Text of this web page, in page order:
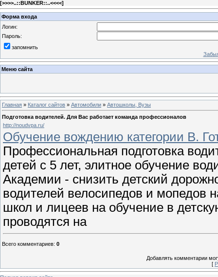
[>>>>..::BUNKER::..<<<<]
Форма входа
Логин:
Пароль:
запомнить
Меню сайта
Главная » Каталог сайтов » Автомобили » Автошколы, Вузы
Подготовка водителей. Для Вас работает команда профессионалов
http://noudvpa.ru/
Обучение вождению категории В.
Профессиональная подготовка
детей с 5 лет, элитное обучение
Академии - снизить детский
водителей велосипедов и мопедов
школ и лицеев на обучение в
проводятся на
Всего комментариев: 0
Добавлять комментарии
[